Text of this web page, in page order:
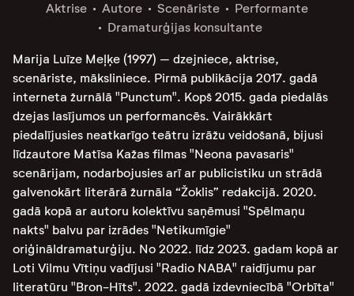
Aktrise Autore Scenāriste
Performante
Dramaturģijas konsultante
Marija Luīze Meļķe (1997) – dzejniece, aktrise,
scenāriste, māksliniece. Pirmā publikācija 2017. gadā
interneta žurnālā "Punctum". Kopš 2015. gada piedalās
dzejas lasījumos un performancēs. Vairākkārt
piedalījusies neatkarīgo teātru izrāžu veidošanā, bijusi
līdzautore Matīsa Kažas filmas "Neona pavasaris"
scenārijam, nodarbojusies arī ar publicistiku un strādā
galvenokārt literārā žurnāla “Žoklis” redakcijā. 2020.
gadā kopā ar autoru kolektīvu saņēmusi "Spēlmaņu
nakts" balvu par izrādes "Netikumīgie"
oriģināldramaturģiju. No 2022. līdz 2023. gadam kopā ar
Loti Vilmu Vītiņu vadījusi "Radio NABA" raidījumu par
literatūru "Bron-Hīts". 2022. gadā izdevniecībā "Orbīta"